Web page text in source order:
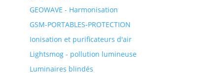
GEOWAVE - Harmonisation
GSM-PORTABLES-PROTECTION
Ionisation et purificateurs d'air
Lightsmog - pollution lumineuse
Luminaires blindés